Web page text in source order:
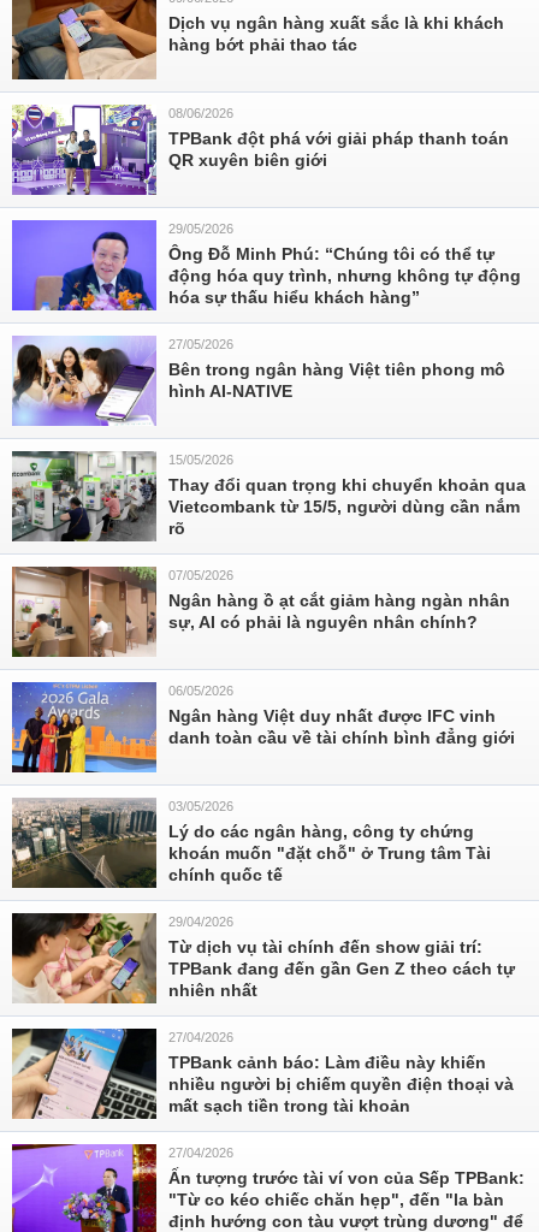
Dịch vụ ngân hàng xuất sắc là khi khách
hàng bớt phải thao tác
08/06/2026
TPBank đột phá với giải pháp thanh toán
QR xuyên biên giới
29/05/2026
Ông Đỗ Minh Phú: “Chúng tôi có thể tự
động hóa quy trình, nhưng không tự động
hóa sự thấu hiểu khách hàng”
27/05/2026
Bên trong ngân hàng Việt tiên phong mô
hình AI-NATIVE
15/05/2026
Thay đổi quan trọng khi chuyển khoản qua
Vietcombank từ 15/5, người dùng cần nắm
rõ
07/05/2026
Ngân hàng ồ ạt cắt giảm hàng ngàn nhân
sự, AI có phải là nguyên nhân chính?
06/05/2026
Ngân hàng Việt duy nhất được IFC vinh
danh toàn cầu về tài chính bình đẳng giới
03/05/2026
Lý do các ngân hàng, công ty chứng
khoán muốn "đặt chỗ" ở Trung tâm Tài
chính quốc tế
29/04/2026
Từ dịch vụ tài chính đến show giải trí:
TPBank đang đến gần Gen Z theo cách tự
nhiên nhất
27/04/2026
TPBank cảnh báo: Làm điều này khiến
nhiều người bị chiếm quyền điện thoại và
mất sạch tiền trong tài khoản
27/04/2026
Ấn tượng trước tài ví von của Sếp TPBank:
"Từ co kéo chiếc chăn hẹp", đến "la bàn
định hướng con tàu vượt trùng dương" để